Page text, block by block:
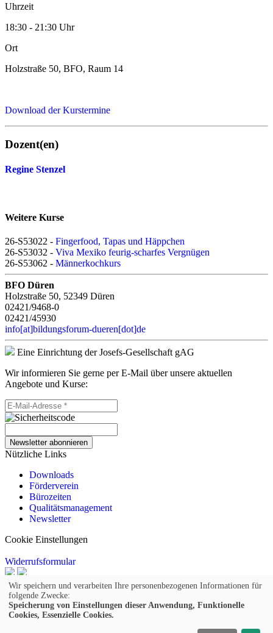
Uhrzeit
18:30 - 21:30 Uhr
Ort
Holzstraße 50, BFO, Raum 14
Download der Kurstermine
Dozent(en)
Regine Stenzel
Weitere Kurse
26-S53022 - Fingerfood, Tapas und Häppchen
26-S53032 - Viva Mexiko feurig-scharfes Vergnügen
26-S53062 - Männerkochkurs
BFO Düren
Holzstraße 50, 52349 Düren
02421/9468-0
02421/45930
info[at]bildungsforum-dueren[dot]de
Eine Einrichtung der Josefs-Gesellschaft gAG
Wir informieren Sie gerne per E-Mail über unsere aktuellen
Angebote und Kurse:
Newsletter abonnieren
Nützliche Links
Downloads
Förderverein
Bürozeiten
Qualitätsmanagement
Newsletter
Cookie Einstellungen
Widerrufsformular
© 2026 Kufer Software GmbH
Impressum
AGB
Wir speichern und verarbeiten Ihre personenbezogenen Informationen für
folgende Zwecke:
Speicherung von Einstellungen dieser Anwendung, Funktionelle
Cookies, Essenzielle Cookies.